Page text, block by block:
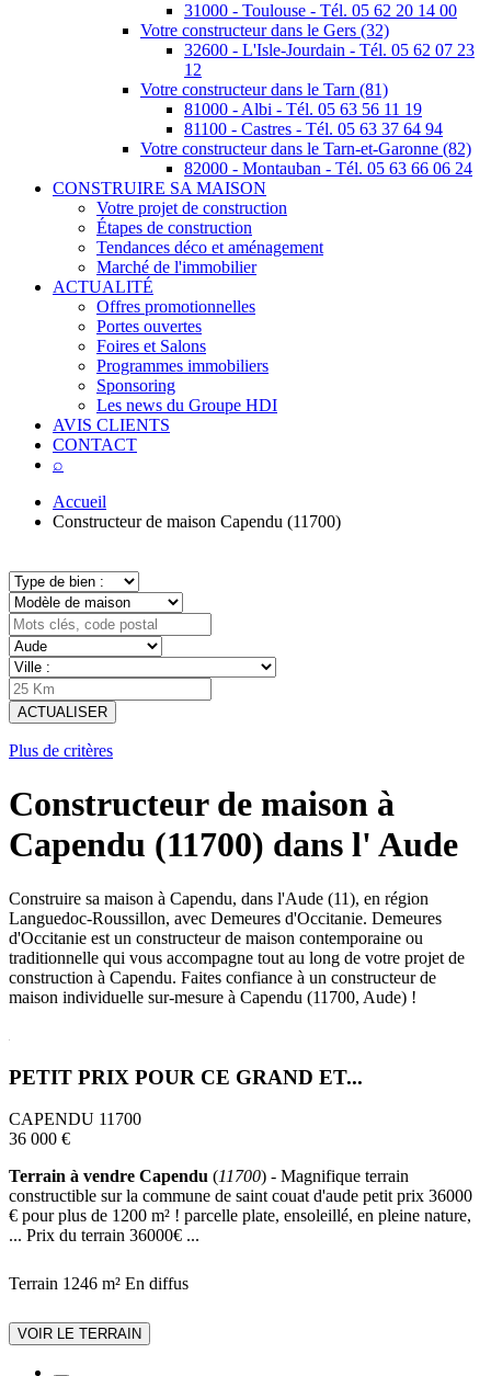
31000 - Toulouse - Tél. 05 62 20 14 00
Votre constructeur dans le Gers (32)
32600 - L'Isle-Jourdain - Tél. 05 62 07 23
12
Votre constructeur dans le Tarn (81)
81000 - Albi - Tél. 05 63 56 11 19
81100 - Castres - Tél. 05 63 37 64 94
Votre constructeur dans le Tarn-et-Garonne (82)
82000 - Montauban - Tél. 05 63 66 06 24
CONSTRUIRE SA MAISON
Votre projet de construction
Étapes de construction
Tendances déco et aménagement
Marché de l'immobilier
ACTUALITÉ
Offres promotionnelles
Portes ouvertes
Foires et Salons
Programmes immobiliers
Sponsoring
Les news du Groupe HDI
AVIS CLIENTS
CONTACT
⌕
Accueil
Constructeur de maison Capendu (11700)
ACTUALISER
Plus de critères
Constructeur de maison à
Capendu (11700) dans l' Aude
Construire sa maison à Capendu, dans l'Aude (11), en région
Languedoc-Roussillon, avec Demeures d'Occitanie. Demeures
d'Occitanie est un constructeur de maison contemporaine ou
traditionnelle qui vous accompagne tout au long de votre projet de
construction à Capendu. Faites confiance à un constructeur de
maison individuelle sur-mesure à Capendu (11700, Aude) !
PETIT PRIX POUR CE GRAND ET...
CAPENDU 11700
36 000 €
Terrain à vendre Capendu (11700) - Magnifique terrain
constructible sur la commune de saint couat d'aude petit prix 36000
€ pour plus de 1200 m² ! parcelle plate, ensoleillé, en pleine nature,
... Prix du terrain 36000€ ...
Terrain 1246 m² En diffus
VOIR LE TERRAIN